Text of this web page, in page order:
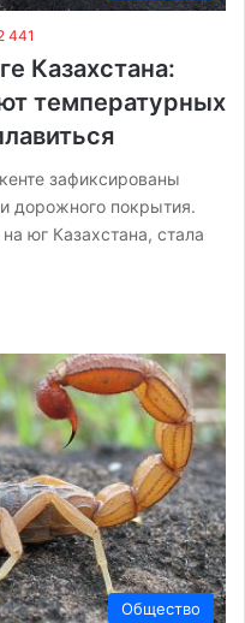
441
Казахстана:
температурных
зафиксированы
дорожного покрытия.
юг Казахстана, стала
Общество